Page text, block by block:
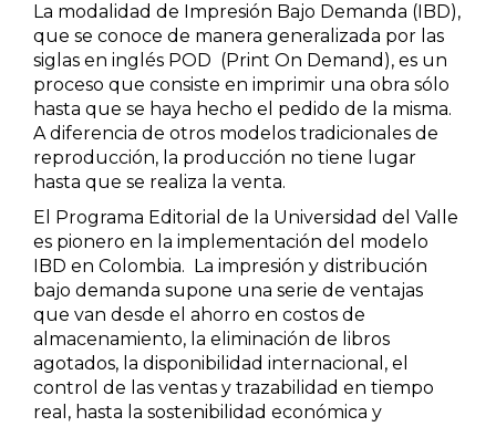
Construcción de paz
Derecho
Desarrollo
Diseño
Economía
Educación
Estudios culturales
Estudios editoriales
La modalidad de Impresión Bajo Demanda (IBD),
que se conoce de manera generalizada por las
siglas en inglés POD (Print On Demand), es un
proceso que consiste en imprimir una obra sólo
hasta que se haya hecho el pedido de la misma.
A diferencia de otros modelos tradicionales de
reproducción, la producción no tiene lugar
hasta que se realiza la venta.
El Programa Editorial de la Universidad del Valle
es pionero en la implementación del modelo
IBD en Colombia. La impresión y distribución
bajo demanda supone una serie de ventajas
que van desde el ahorro en costos de
almacenamiento, la eliminación de libros
agotados, la disponibilidad internacional, el
control de las ventas y trazabilidad en tiempo
real, hasta la sostenibilidad económica y